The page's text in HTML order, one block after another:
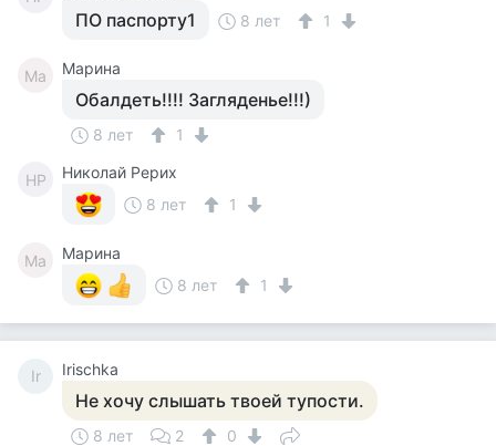
ПО паспорту1 8 лет 1
Ма Марина
Обалдеть!!!! Загляденье!!!)
8 лет 1
НР
Николай Рерих
8 лет
1
Ма
Марина
8 лет
1
Ir Irischka
Не хочу слышать твоей тупости.
8 лет 2 0